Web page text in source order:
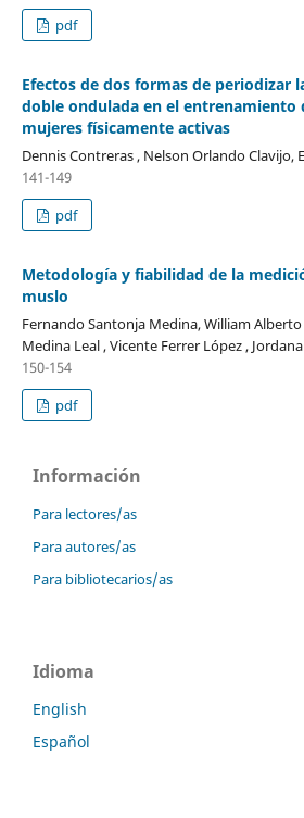
pdf
Efectos de dos formas de periodizar
doble ondulada en el entrenamiento
mujeres físicamente activas
Dennis Contreras , Nelson Orlando Clavijo,
141-149
pdf
Metodología y fiabilidad de la
muslo
Fernando Santonja Medina, William Alberto
Medina Leal , Vicente Ferrer López ,
150-154
pdf
Información
Para lectores/as
Para autores/as
Para bibliotecarios/as
Idioma
English
Español